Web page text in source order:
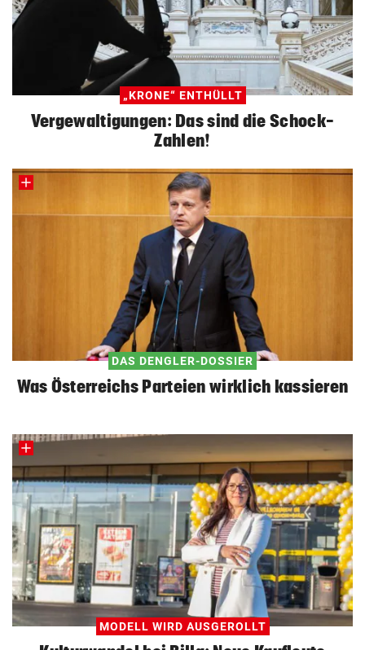
„KRONE“ ENTHÜLLT
Vergewaltigungen: Das sind die Schock-
Zahlen!
DAS DENGLER-DOSSIER
Was Österreichs Parteien wirklich kassieren
MODELL WIRD AUSGEROLLT